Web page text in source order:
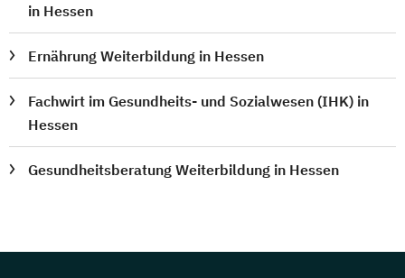
in Hessen
Ernährung Weiterbildung in Hessen
Fachwirt im Gesundheits- und Sozialwesen (IHK) in
Hessen
Gesundheitsberatung Weiterbildung in Hessen